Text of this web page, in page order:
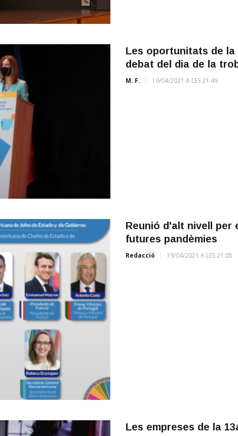
Les oportunitats de
debat del dia de la
M. F. 19/04/2021 A LES 21:49
Reunió d'alt nivell per
futures pandèmies
Redacció 19/04/2021 A LES 21:05
Les empreses de la